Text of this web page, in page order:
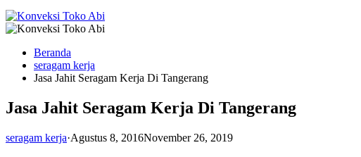
Beranda
seragam kerja
Jasa Jahit Seragam Kerja Di Tangerang
Jasa Jahit Seragam Kerja Di Tangerang
seragam kerja·Agustus 8, 2016November 26, 2019